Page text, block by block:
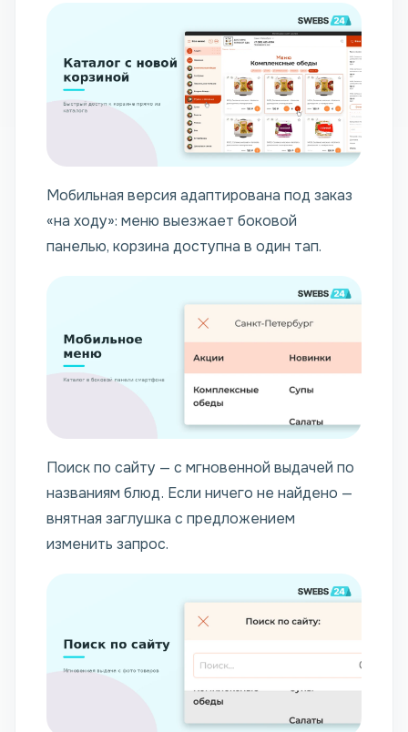
Мобильная версия адаптирована под заказ
«на ходу»: меню выезжает боковой
панелью, корзина доступна в один тап.
Поиск по сайту — с мгновенной выдачей по
названиям блюд. Если ничего не найдено —
внятная заглушка с предложением
изменить запрос.